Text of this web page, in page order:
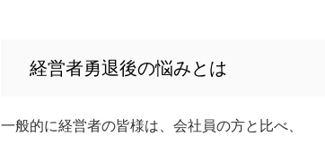
経営者勇退後の悩みとは
一般的に経営者の皆様は、会社員の方と比べ、